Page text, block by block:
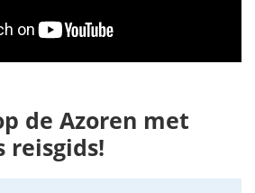
de Azoren met
reisgids!